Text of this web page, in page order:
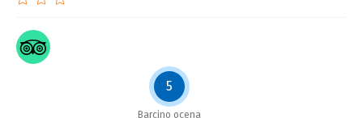
5
Barcino ocena